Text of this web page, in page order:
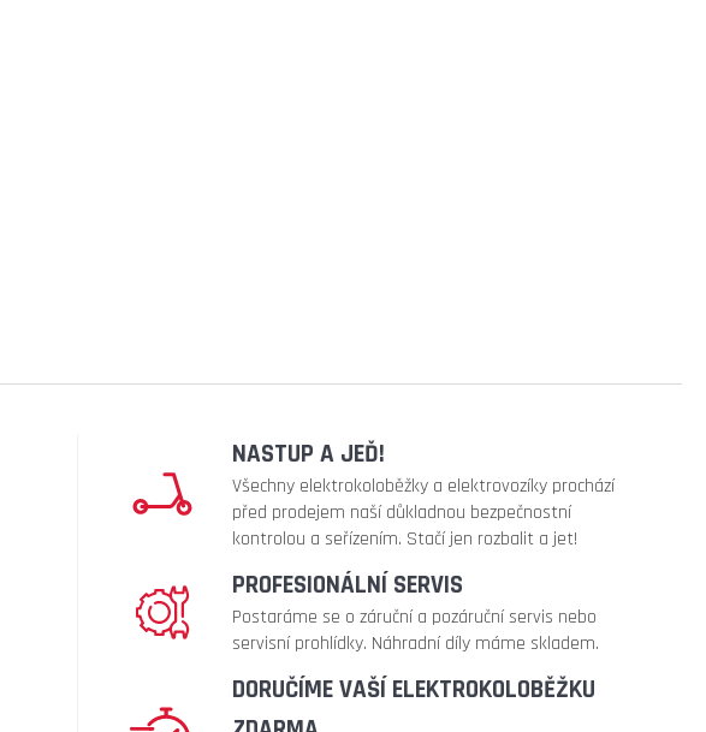
NASTUP A JEĎ!
Všechny elektrokoloběžky a elektrovozíky prochází
před prodejem naší důkladnou bezpečnostní
kontrolou a seřízením. Stačí jen rozbalit a jet!
PROFESIONÁLNÍ SERVIS
Postaráme se o záruční a pozáruční servis nebo
servisní prohlídky. Náhradní díly máme skladem.
DORUČÍME VAŠÍ ELEKTROKOLOBĚŽKU